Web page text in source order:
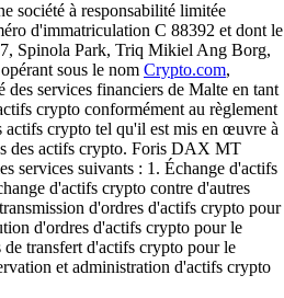
société à responsabilité limitée
d'immatriculation C 88392 et dont le
Spinola Park, Triq Mikiel Ang Borg,
sous le nom Crypto.com,
services financiers de Malte en tant
crypto conformément au règlement
actifs crypto tel qu'il est mis en œuvre à
des actifs crypto. Foris DAX MT
services suivants : 1. Échange d'actifs
d'actifs crypto contre d'autres
d'ordres d'actifs crypto pour
d'ordres d'actifs crypto pour le
transfert d'actifs crypto pour le
et administration d'actifs crypto